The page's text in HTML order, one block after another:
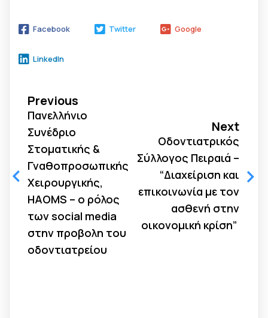
Facebook Twitter Google
LinkedIn
Previous
Πανελλήνιο
Συνέδριο
Στοματικής &
Γναθοπροσωπικής
Χειρουργικής,
HAOMS – ο ρόλος
των social media
στην προβολη του
οδοντιατρείου
Next
Οδοντιατρικός
Σύλλογος Πειραιά –
“Διαχείριση και
επικοινωνία με τον
ασθενή στην
οικονομική κρίση”